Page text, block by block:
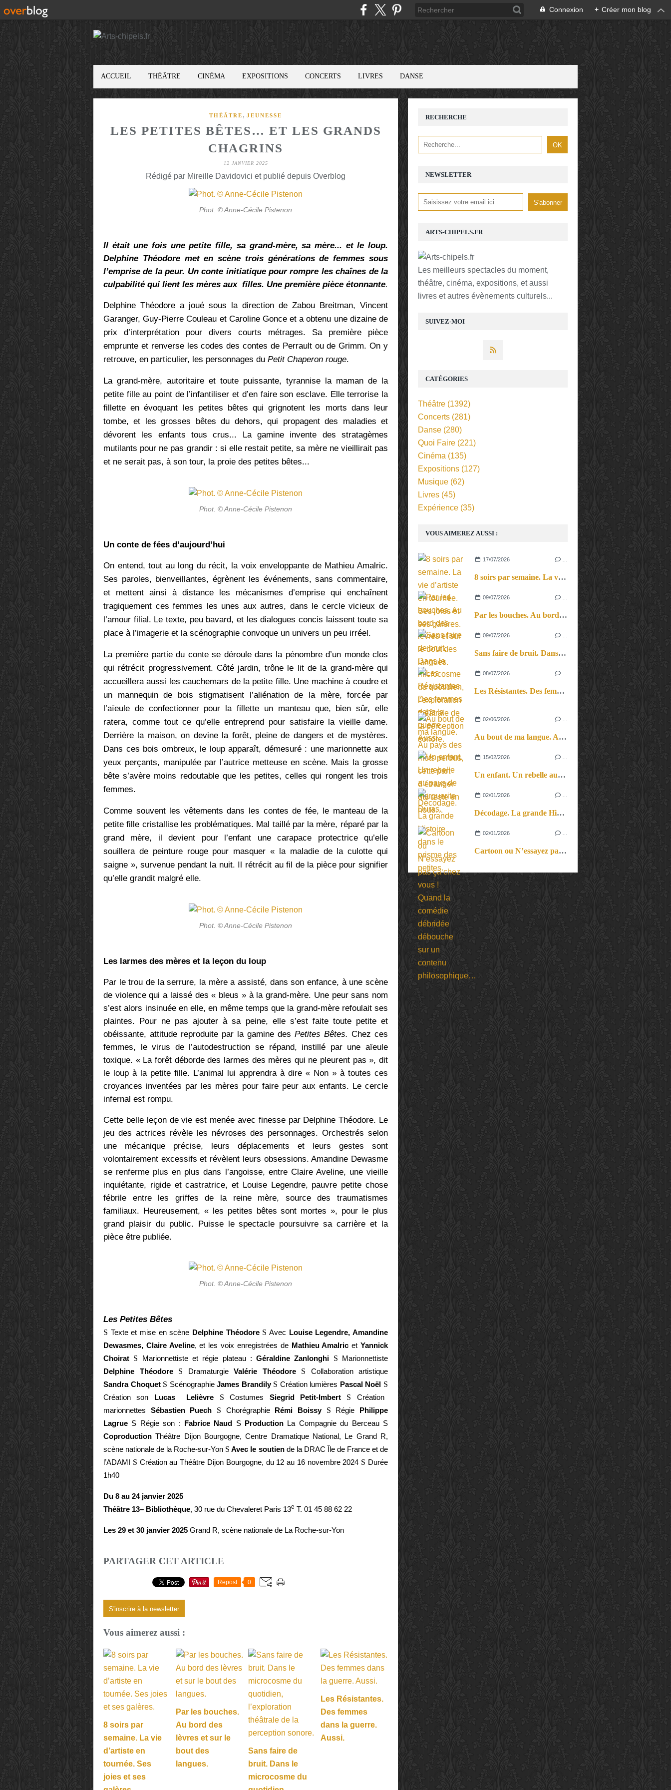
Connexion + Créer mon blog
ACCUEIL THÉÂTRE CINÉMA EXPOSITIONS CONCERTS LIVRES DANSE
THÉÂTRE , JEUNESSE
LES PETITES BÊTES… ET LES GRANDS
CHAGRINS
12 JANVIER 2025
Rédigé par Mireille Davidovici et publié depuis Overblog
Phot. © Anne-Cécile Pistenon
Il était une fois une petite fille, sa grand-mère, sa mère... et le loup.
Delphine Théodore met en scène trois générations de femmes sous
l’emprise de la peur. Un conte initiatique pour rompre les chaînes de la
culpabilité qui lient les mères aux filles. Une première pièce étonnante.
Delphine Théodore a joué sous la direction de Zabou Breitman, Vincent
Garanger, Guy-Pierre Couleau et Caroline Gonce et a obtenu une dizaine de
prix d’interprétation pour divers courts métrages. Sa première pièce
emprunte et renverse les codes des contes de Perrault ou de Grimm. On y
retrouve, en particulier, les personnages du Petit Chaperon rouge.
La grand-mère, autoritaire et toute puissante, tyrannise la maman de la
petite fille au point de l’infantiliser et d’en faire son esclave. Elle terrorise la
fillette en évoquant les petites bêtes qui grignotent les morts dans leur
tombe, et les grosses bêtes du dehors, qui propagent des maladies et
dévorent les enfants tous crus... La gamine invente des stratagèmes
mutilants pour ne pas grandir : si elle restait petite, sa mère ne vieillirait pas
et ne serait pas, à son tour, la proie des petites bêtes...
Phot. © Anne-Cécile Pistenon
Un conte de fées d’aujourd’hui
On entend, tout au long du récit, la voix enveloppante de Mathieu Amalric.
Ses paroles, bienveillantes, égrènent les événements, sans commentaire,
et mettent ainsi à distance les mécanismes d’emprise qui enchaînent
tragiquement ces femmes les unes aux autres, dans le cercle vicieux de
l’amour filial. Le texte, peu bavard, et les dialogues concis laissent toute sa
place à l’imagerie et la scénographie convoque un univers un peu irréel.
La première partie du conte se déroule dans la pénombre d’un monde clos
qui rétrécit progressivement. Côté jardin, trône le lit de la grand-mère qui
accueillera aussi les cauchemars de la petite fille. Une machine à coudre et
un mannequin de bois stigmatisent l’aliénation de la mère, forcée par
l’aïeule de confectionner pour la fillette un manteau que, bien sûr, elle
ratera, comme tout ce qu’elle entreprend pour satisfaire la vieille dame.
Derrière la maison, on devine la forêt, pleine de dangers et de mystères.
Dans ces bois ombreux, le loup apparaît, démesuré : une marionnette aux
yeux perçants, manipulée par l’autrice metteuse en scène. Mais la grosse
bête s’avère moins redoutable que les petites, celles qui rongent les trois
femmes.
Comme souvent les vêtements dans les contes de fée, le manteau de la
petite fille cristallise les problématiques. Mal taillé par la mère, réparé par la
grand mère, il devient pour l’enfant une carapace protectrice qu’elle
souillera de peinture rouge pour masquer « la maladie de la culotte qui
saigne », survenue pendant la nuit. Il rétrécit au fil de la pièce pour signifier
qu’elle grandit malgré elle.
Phot. © Anne-Cécile Pistenon
Les larmes des mères et la leçon du loup
Par le trou de la serrure, la mère a assisté, dans son enfance, à une scène
de violence qui a laissé des « bleus » à la grand-mère. Une peur sans nom
s’est alors insinuée en elle, en même temps que la grand-mère refoulait ses
plaintes. Pour ne pas ajouter à sa peine, elle s’est faite toute petite et
obéissante, attitude reproduite par la gamine des Petites Bêtes. Chez ces
femmes, le virus de l’autodestruction se répand, instillé par une aïeule
toxique. « La forêt déborde des larmes des mères qui ne pleurent pas », dit
le loup à la petite fille. L’animal lui apprendra à dire « Non » à toutes ces
croyances inventées par les mères pour faire peur aux enfants. Le cercle
infernal est rompu.
Cette belle leçon de vie est menée avec finesse par Delphine Théodore. Le
jeu des actrices révèle les névroses des personnages. Orchestrés selon
une mécanique précise, leurs déplacements et leurs gestes sont
volontairement excessifs et révèlent leurs obsessions. Amandine Dewasme
se renferme plus en plus dans l’angoisse, entre Claire Aveline, une vieille
inquiétante, rigide et castratrice, et Louise Legendre, pauvre petite chose
fébrile entre les griffes de la reine mère, source des traumatismes
familiaux. Heureusement, « les petites bêtes sont mortes », pour le plus
grand plaisir du public. Puisse le spectacle poursuivre sa carrière et la
pièce être publiée.
Phot. © Anne-Cécile Pistenon
Les Petites Bêtes
S Texte et mise en scène Delphine Théodore S Avec Louise Legendre, Amandine
Dewasmes, Claire Aveline, et les voix enregistrées de Mathieu Amalric etYannick
Choirat S Marionnettiste et régie plateau :Géraldine Zanlonghi S Marionnettiste
Delphine Théodore
S Dramaturgie Valérie Théodore S Collaboration artistique
Sandra Choquet S ScénographieJames Brandily S Création lumières Pascal Noël S
Création son Lucas Lelièvre S Costumes Siegrid Petit-Imbert S Création
marionnettes Sébastien Puech S Chorégraphie Rémi Boissy S Régie Philippe
Lagrue S Régie son : Fabrice Naud S Production La Compagnie du Berceau S
Coproduction Théâtre Dijon Bourgogne, Centre Dramatique National, Le Grand R,
scène nationale de la Roche-sur-Yon S Avec le soutiende la DRAC Île de France et de
l’ADAMI S Création au Théâtre Dijon Bourgogne, du 12 au 16 novembre 2024 S Durée
1h40
Du 8 au 24 janvier 2025
Théâtre 13– Bibliothèque, 30 rue du Chevaleret Paris 13e T. 01 45 88 62 22
Les 29 et 30 janvier 2025 Grand R, scène nationale de La Roche-sur-Yon
PARTAGER CET ARTICLE
Repost 0
S'inscrire à la newsletter
Vous aimerez aussi :
8 soirs par
semaine. La vie
d’artiste en
tournée. Ses
joies et ses
Par les bouches.
Au bord des
lèvres et sur le
bout des
langues.
Sans faire de
bruit. Dans le
microcosme du
Les Résistantes.
Des femmes
dans la guerre.
Aussi.
NEWSLETTER
SUIVEZ-MOI
RECHERCHE
ARTS-CHIPELS.FR
Les meilleurs spectacles du moment,
théâtre, cinéma, expositions, et aussi
livres et autres évènements culturels...
VOUS AIMEREZ AUSSI :
17/07/2026
8 soirs par semaine. La vie d’artiste en tournée. Ses joies et ses galères.
09/07/2026
Par les bouches. Au bord des lèvres et sur le bout des langues.
09/07/2026
Sans faire de bruit. Dans le microcosme du quotidien, l’exploration théâtrale de la perception sonore.
08/07/2026
Les Résistantes. Des femmes dans la guerre. Aussi.
02/06/2026
Au bout de ma langue. Au pays des mots perdus, cette part d’étranger qui reste en nous…
15/02/2026
Un enfant. Un rebelle au pays de Marguerite Duras.
02/01/2026
Décodage. La grande Histoire dans le prisme des petites.
02/01/2026
Cartoon ou N’essayez pas ça chez vous ! Quand la comédie débridée débouche sur un contenu philosophique…
CATÉGORIES
Théâtre (1392)
Concerts (281)
Danse (280)
Quoi Faire (221)
Cinéma (135)
Expositions (127)
Musique (62)
Livres (45)
Expérience (35)